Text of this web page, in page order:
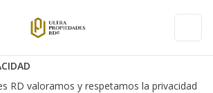
menu
RD valoramos y respetamos la privacidad